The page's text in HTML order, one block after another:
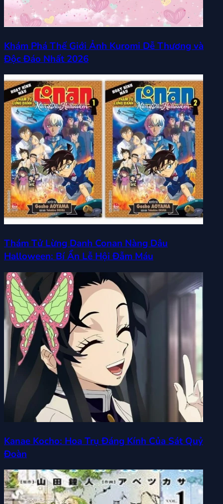
Khám Phá Thế Giới Ảnh Kuromi Dễ Thương và
Độc Đáo Nhất 2026
Thám Tử Lừng Danh Conan Nàng Dâu
Halloween: Bí Ẩn Lễ Hội Đẫm Máu
Kanae Kocho: Hoa Trụ Đáng Kính Của Sát Quỷ
Đoàn